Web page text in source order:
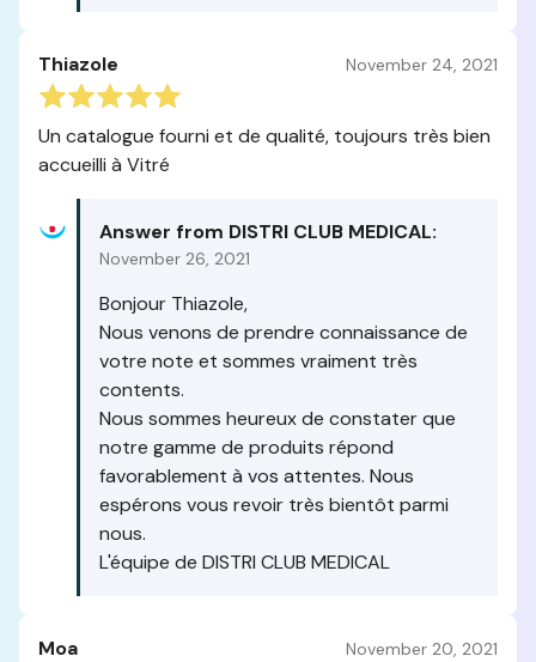
Thiazole November 24, 2021
Un catalogue fourni et de qualité, toujours très bien
accueilli à Vitré
Answer from DISTRI CLUB MEDICAL:
November 26, 2021
Bonjour Thiazole,
Nous venons de prendre connaissance de
votre note et sommes vraiment très
contents.
Nous sommes heureux de constater que
notre gamme de produits répond
favorablement à vos attentes. Nous
espérons vous revoir très bientôt parmi
nous.
L'équipe de DISTRI CLUB MEDICAL
Moa November 20, 2021